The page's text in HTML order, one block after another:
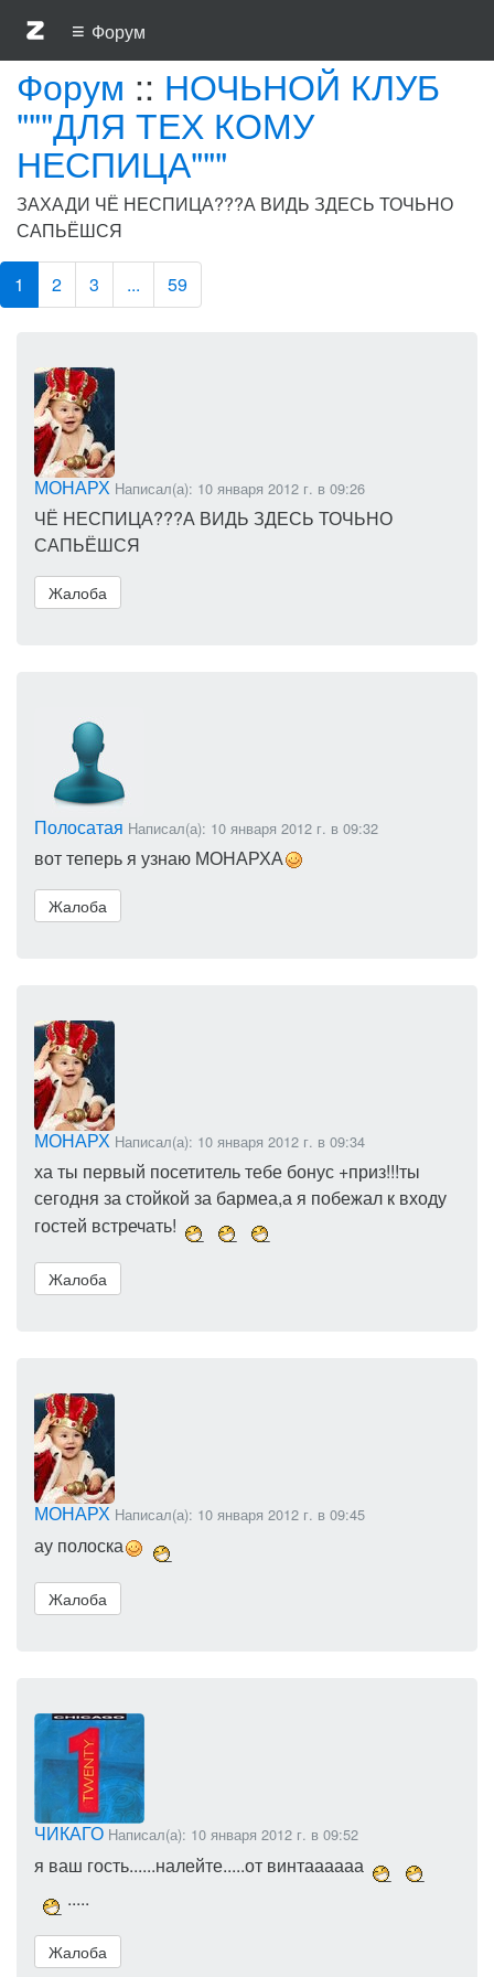
≡ Форум
Форум :: НОЧЬНОЙ КЛУБ
"""ДЛЯ ТЕХ КОМУ
НЕСПИЦА"""
ЗАХАДИ ЧЁ НЕСПИЦА???А ВИДЬ ЗДЕСЬ ТОЧЬНО
САПЬЁШСЯ
1 2 3 ... 59
МОНАРХ Написал(а): 10 января 2012 г. в 09:26
ЧЁ НЕСПИЦА???А ВИДЬ ЗДЕСЬ ТОЧЬНО
САПЬЁШСЯ
Жалоба
Полосатая Написал(а): 10 января 2012 г. в 09:32
вот теперь я узнаю МОНАРХА
Жалоба
МОНАРХ Написал(а): 10 января 2012 г. в 09:34
ха ты первый посетитель тебе бонус +приз!!!ты
сегодня за стойкой за бармеа,а я побежал к входу
гостей встречать!
Жалоба
МОНАРХ Написал(а): 10 января 2012 г. в 09:45
ау полоска
Жалоба
ЧИКАГО Написал(а): 10 января 2012 г. в 09:52
я ваш гость......налейте.....от винтаааааа
.....
Жалоба